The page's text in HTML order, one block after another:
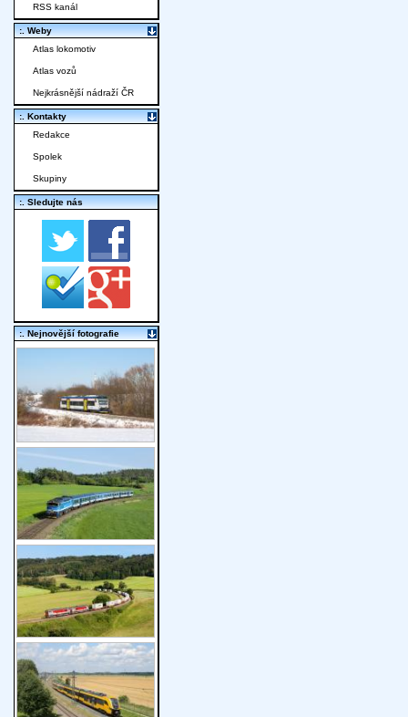
RSS kanál
:. Weby
Atlas lokomotiv
Atlas vozů
Nejkrásnější nádraží ČR
:. Kontakty
Redakce
Spolek
Skupiny
:. Sledujte nás
:. Nejnovější fotografie